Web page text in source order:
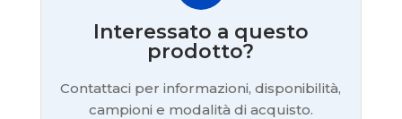
Interessato a questo
prodotto?
Contattaci per informazioni, disponibilità,
campioni e modalità di acquisto.